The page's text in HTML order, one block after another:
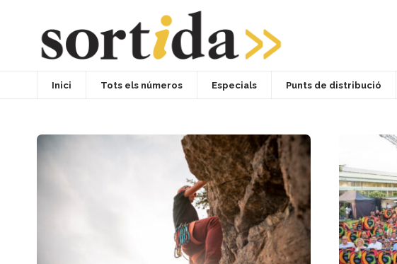
Inici Tots els números Especials Punts de distribució